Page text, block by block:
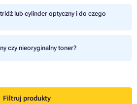
lub cylinder optyczny i do czego
czy nieoryginalny toner?
Filtruj produkty